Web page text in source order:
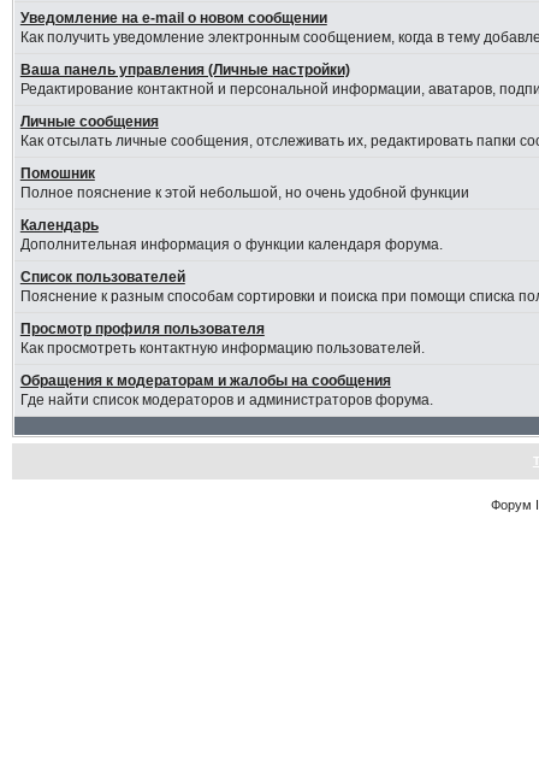
Уведомление на е-mail о новом сообщении
Как получить уведомление электронным сообщением, когда в тему
Ваша панель управления (Личные настройки)
Редактирование контактной и персональной информации, аватаров,
Личные сообщения
Как отсылать личные сообщения, отслеживать их, редактировать папки
Помошник
Полное пояснение к этой небольшой, но очень удобной функции
Календарь
Дополнительная информация о функции календаря форума.
Список пользователей
Пояснение к разным способам сортировки и поиска при помощи списка
Просмотр профиля пользователя
Как просмотреть контактную информацию пользователей.
Обращения к модераторам и жалобы на сообщения
Где найти список модераторов и администраторов форума.
Форум